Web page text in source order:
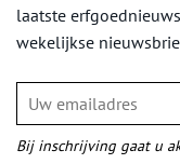
laatste
wekelijkse
Bij inschrijving gaat u